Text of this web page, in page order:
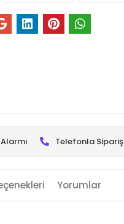
Telefonla Sipariş
Yorumlar